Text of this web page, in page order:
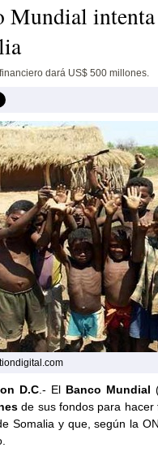
Mundial
dará US$ 500 millones.
D.C.- El Banco Mundial
de sus fondos para hacer
Somalia y que, según la